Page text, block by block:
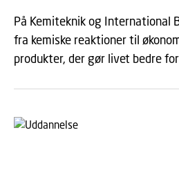
På Kemiteknik og International
fra kemiske reaktioner til
produkter, der gør livet bedre